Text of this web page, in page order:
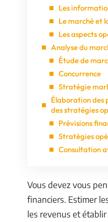
Les
Le marché et
Les aspects
Analyse du
Étude de
Concurrence
Stratégie
Élaboration des
des stratégies
Prévisions
Stratégies
Consultation
Vous devez vous
financiers. Estimer
les revenus et